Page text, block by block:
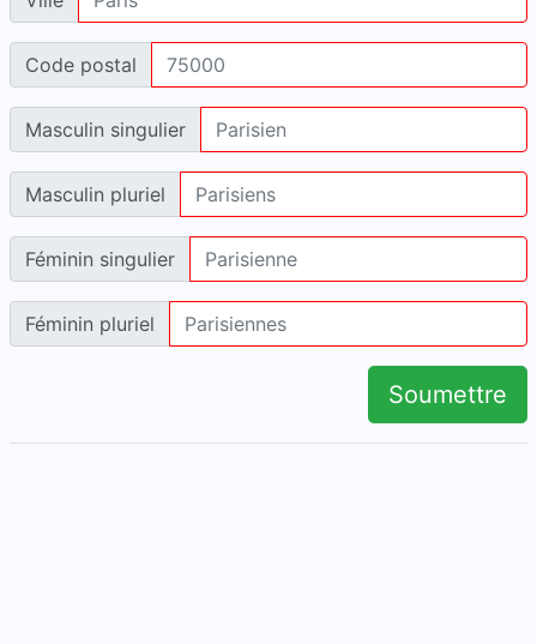
Code postal
Masculin singulier
Masculin pluriel
Féminin singulier
Féminin pluriel
Soumettre